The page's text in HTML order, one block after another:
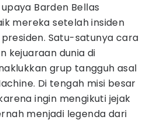
Barden Bellas
mereka setelah insiden
Satu-satunya cara
kejuaraan dunia di
grup tangguh asal
Di tengah misi besar
ingin mengikuti jejak
menjadi legenda dari